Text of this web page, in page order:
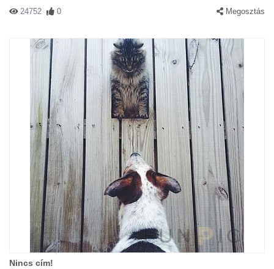
24752 0 Megosztás
Nincs cím!